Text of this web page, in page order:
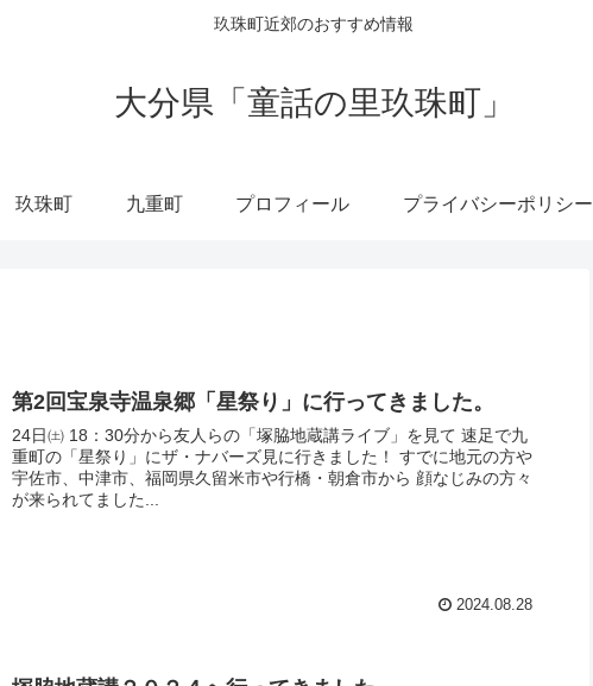
玖珠町近郊のおすすめ情報
大分県「童話の里玖珠町」
玖珠町 九重町 プロフィール プライバシーポリシー
第2回宝泉寺温泉郷「星祭り」に行ってきました。
24日㈯ 18：30分から友人らの「塚脇地蔵講ライブ」を見て 速足で九
重町の「星祭り」にザ・ナバーズ見に行きました！ すでに地元の方や
宇佐市、中津市、福岡県久留米市や行橋・朝倉市から 顔なじみの方々
が来られてました...
2024.08.28